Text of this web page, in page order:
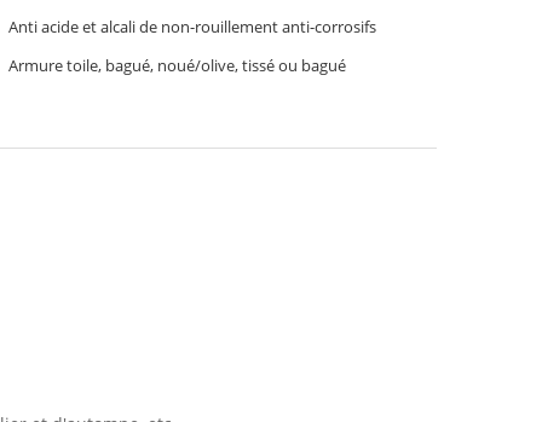
Anti acide et alcali de non-rouillement anti-corrosifs
Armure toile, bagué, noué/olive, tissé ou bagué